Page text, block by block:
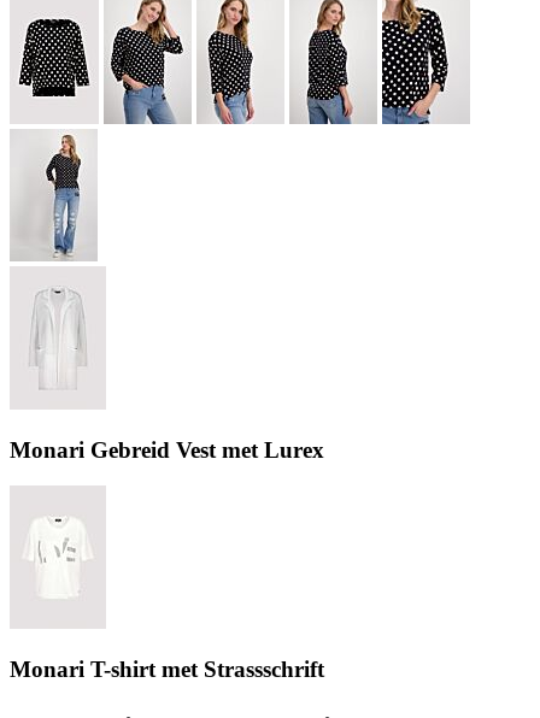
Monari Gebreid Vest met Lurex
Monari T-shirt met Strassschrift